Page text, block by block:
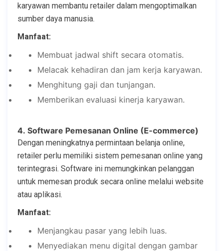
karyawan membantu retailer dalam mengoptimalkan
sumber daya manusia.
Manfaat:
Membuat jadwal shift secara otomatis.
Melacak kehadiran dan jam kerja karyawan.
Menghitung gaji dan tunjangan.
Memberikan evaluasi kinerja karyawan.
4. Software Pemesanan Online (E-commerce)
Dengan meningkatnya permintaan belanja online,
retailer perlu memiliki sistem pemesanan online yang
terintegrasi. Software ini memungkinkan pelanggan
untuk memesan produk secara online melalui website
atau aplikasi.
Manfaat:
Menjangkau pasar yang lebih luas.
Menyediakan menu digital dengan gambar